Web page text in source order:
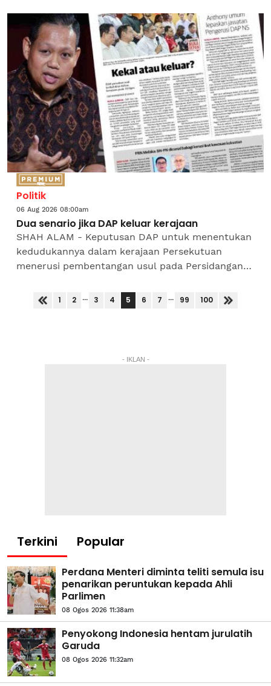
Malaysia di Universiti...
Politik
06 Aug 2026 08:00am
Dua senario jika DAP keluar kerajaan
SHAH ALAM - Keputusan DAP untuk menentukan
kedudukannya dalam kerajaan Persekutuan
menerusi pembentangan usul pada Persidangan
semestinya menyebabkan...
1 2 ... 3 4 5 6 7 ... 99 100
- IKLAN -
Terkini Popular
Perdana Menteri diminta teliti semula isu
penarikan peruntukan kepada Ahli
Parlimen
08 Ogos 2026 11:38am
Penyokong Indonesia hentam jurulatih
Garuda
08 Ogos 2026 11:32am